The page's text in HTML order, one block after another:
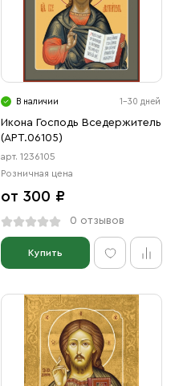
В наличии 1-30 дней
Икона Господь Вседержитель
(АРТ.06105)
арт. 1236105
Розничная цена
от 300 ₽
0 отзывов
Купить